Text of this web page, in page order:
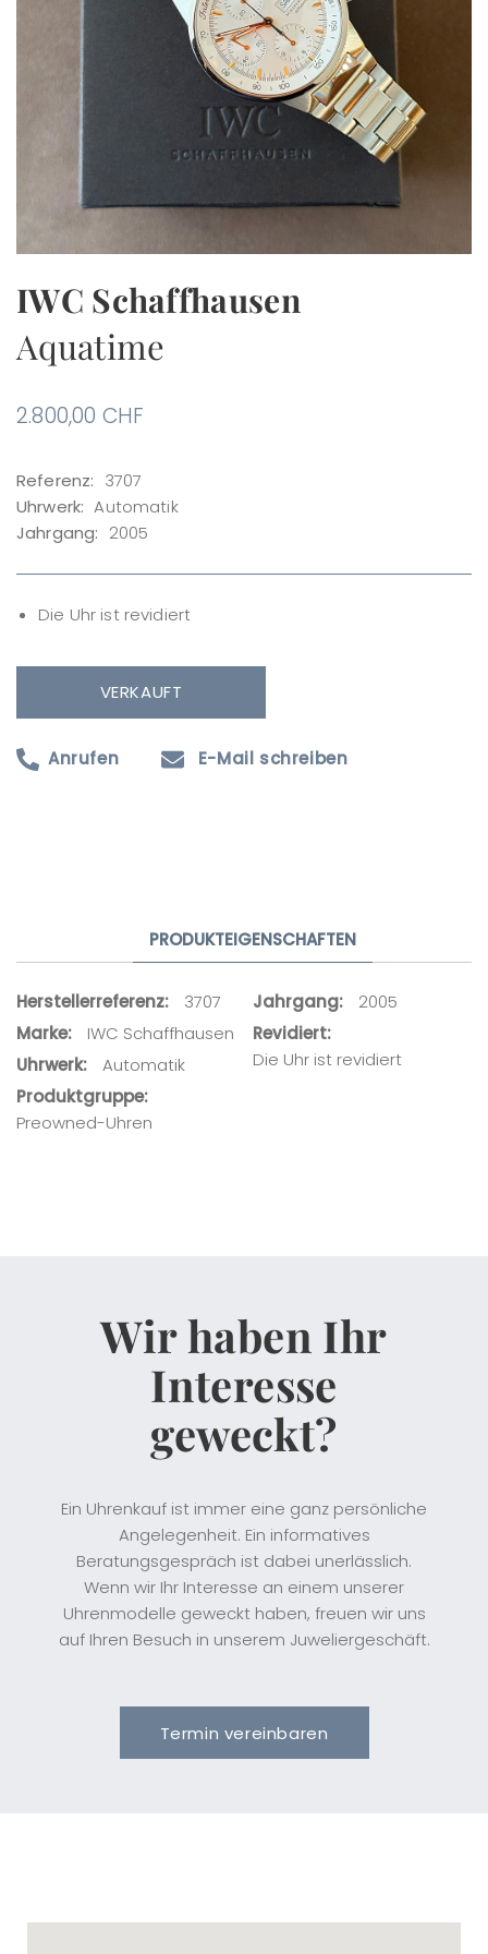
IWC Schaffhausen
Aquatime
2.800,00 CHF
Referenz: 3707
Uhrwerk: Automatik
Jahrgang: 2005
Die Uhr ist revidiert
VERKAUFT
Anrufen E-Mail schreiben
Ihre E-Mail-Adresse
Ihre Nachricht
PRODUKTEIGENSCHAFTEN
Herstellerreferenz
3707
Marke
IWC Schaffhausen
Uhrwerk
Automatik
Produktgruppe
Preowned-Uhren
Jahrgang
2005
Revidiert
Die Uhr ist revidiert
Wir haben Ihr
Interesse
geweckt?
Ein Uhrenkauf ist immer eine ganz persönliche
Angelegenheit. Ein informatives
Beratungsgespräch ist dabei unerlässlich.
Wenn wir Ihr Interesse an einem unserer
Uhrenmodelle geweckt haben, freuen wir uns
auf Ihren Besuch in unserem Juweliergeschäft.
Termin vereinbaren